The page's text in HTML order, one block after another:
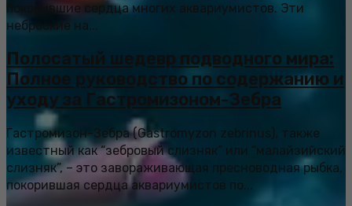
покорившие сердца многих аквариумистов. Эти
неброские на...
Полосатый шедевр подводного мира:
Полное руководство по содержанию и
уходу за Гастромизоном-Зебра
Гастромизон-Зебра (Gastromyzon zebrinus), также
известный как “зебровый слизняк” или “малайзийский
слизняк”, – это завораживающая пресноводная рыбка,
покорившая сердца аквариумистов по...